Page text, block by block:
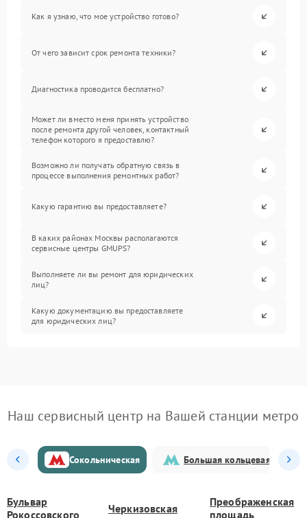
Как я узнаю, что мое устройство готово?
От чего зависит срок ремонта техники?
Диагностика проводится бесплатно?
Может ли вместо меня принять устройство
после ремонта другой человек, контактный
телефон которого я предоставлю?
Возможно ли получать обратную связь в
процессе выполнения ремонтных работ?
Какую гарантию вы предоставляете?
В каких районах Москвы располагаются
сервисные центры GMUPS?
Выполняете ли вы ремонт для юридических
лиц?
Какую документацию вы предоставляете
для юридических лиц?
Наш сервисный центр на Вашей станции метро
Сокольническая Большая кольцевая
Бульвар
Рокоссовского
Черкизовская
Преображенская
площадь